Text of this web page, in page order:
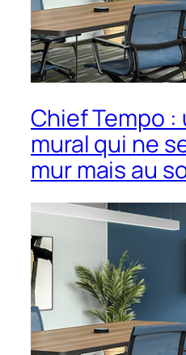
Chief Tempo
mural qui ne
mur mais au